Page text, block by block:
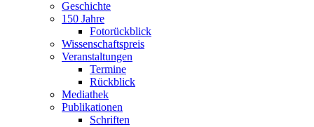
Geschichte
150 Jahre
Fotorückblick
Wissenschaftspreis
Veranstaltungen
Termine
Rückblick
Mediathek
Publikationen
Schriften